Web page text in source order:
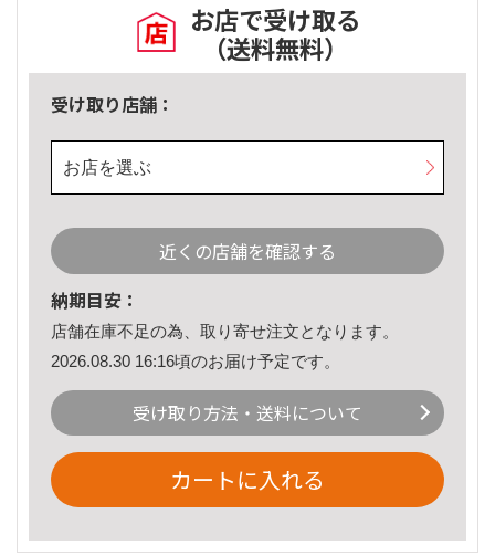
お店で受け取る
（送料無料）
受け取り店舗：
お店を選ぶ
近くの店舗を確認する
納期目安：
店舗在庫不足の為、取り寄せ注文となります。
2026.08.30 16:16頃のお届け予定です。
受け取り方法・送料について
カートに入れる